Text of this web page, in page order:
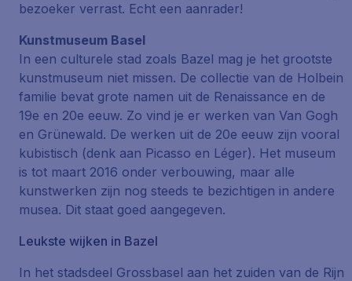
bezoeker verrast. Echt een aanrader!
Kunstmuseum Basel
In een culturele stad zoals Bazel mag je het grootste
kunstmuseum niet missen. De collectie van de Holbein
familie bevat grote namen uit de Renaissance en de
19e en 20e eeuw. Zo vind je er werken van Van Gogh
en Grünewald. De werken uit de 20e eeuw zijn vooral
kubistisch (denk aan Picasso en Léger). Het museum
is tot maart 2016 onder verbouwing, maar alle
kunstwerken zijn nog steeds te bezichtigen in andere
musea. Dit staat goed aangegeven.
Leukste wijken in Bazel
In het stadsdeel Grossbasel aan het zuiden van de Rijn